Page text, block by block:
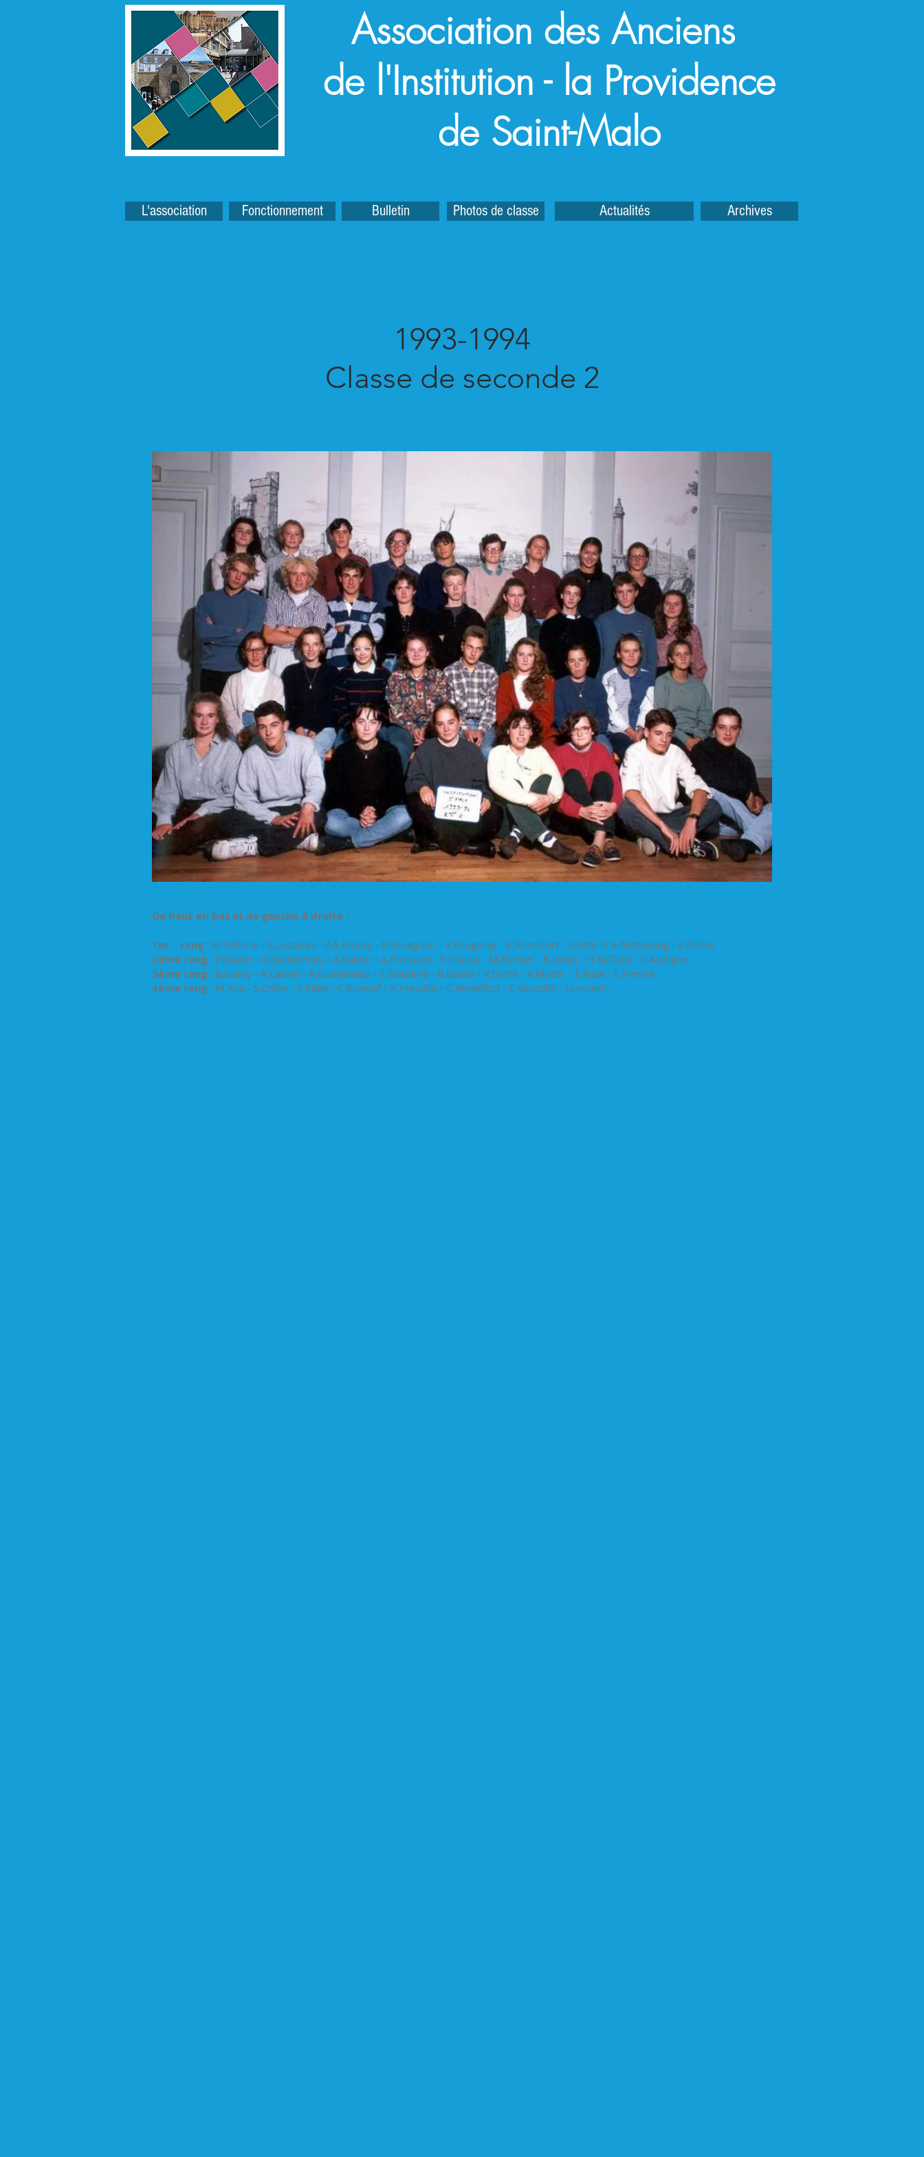
Association des Anciens
de l'Institution - la Providence
de Saint-Malo
L'association Fonctionnement Bulletin Photos de classe Actualités Archives
1993-1994
Classe de seconde 2
De haut en bas et de gauche à droite :
1er rang : M.Vallerie - S.Lecalvez - P.A.Meury - M.Gueguen - V.Fougeray - E.Romefort - S.Vetil -S A Nettavong - E.Robin.
2ème rang: P.Guern - G.Guillermou - A.Vanier - A.Foucaud - E Krauss - M.Perrier - B Joron - H Raffard - C Audigier.
3ème rang: B.Guiny - A.Cassin - K.Guinoiseau - C Boulaire - B.Balais - V.Biche - V.Motte - E.Raze - E.Pierrot.
4ème rang : M.Aze - S.Collin - E.Pelle - C.Bunouf - A.Fravallo - C.Romefort - C.Vaucelle - I.Louaisil.